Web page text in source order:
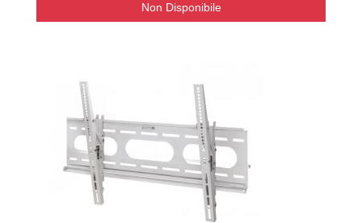
Non Disponibile